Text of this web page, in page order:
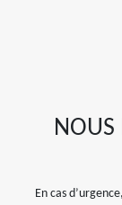
NOUS
En cas